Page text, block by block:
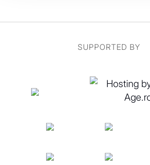
SUPPORTED BY